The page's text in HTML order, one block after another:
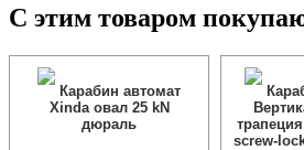
С этим товаром
Карабин автомат
Xinda овал 25 kN
дюраль
screw-